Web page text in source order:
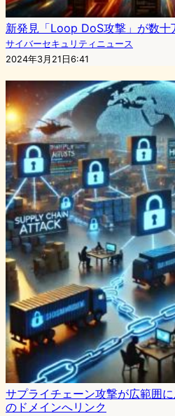
新発見「Loop DoS攻撃」が数十
サイバーセキュリティニュース
2024年3月21日6:41
サプライチェーン攻撃が広範囲
のドメインへリンク